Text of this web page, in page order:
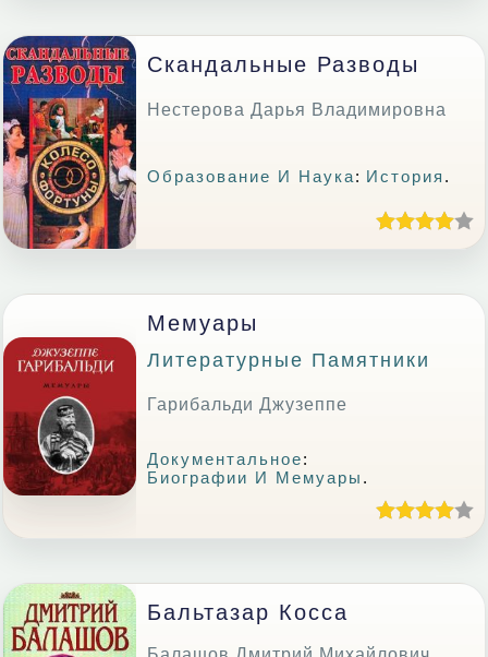
Скандальные Разводы
Нестерова Дарья Владимировна
Образование И Наука: История .
Мемуары
Литературные Памятники
Гарибальди Джузеппе
Документальное:
Биографии И Мемуары .
Бальтазар Косса